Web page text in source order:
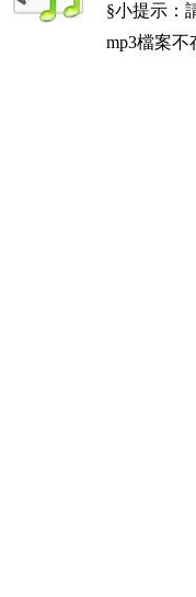
§小提示：
mp3檔案不